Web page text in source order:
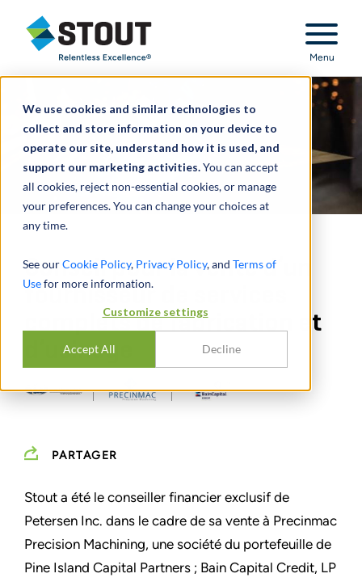
We use cookies and similar technologies to
collect and store information on your device to
operate our site, understand how it is used, and
support our marketing activities.You can accept
all cookies, reject non-essential cookies, or manage
your preferences. You can change your choices at
any time.
See ourCookie Policy, Privacy Policy, and Terms of
Usefor more information.
Customize settings
Accept All Decline
Stout Relentless Excellence
Menu
Conseil pour la vente d’un
fournisseur de services
complets de fabrication et
d’usinage
PARTAGER
Stout a été le conseiller financier exclusif de
Petersen Inc. dans le cadre de sa vente à Precinmac
Precision Machining, une société du portefeuille de
Pine Island Capital Partners ; Bain Capital Credit, LP